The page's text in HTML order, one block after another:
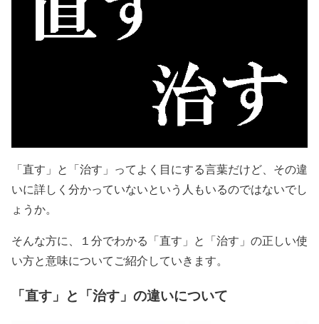
「直す」と「治す」ってよく目にする言葉だけど、その違
いに詳しく分かっていないという人もいるのではないでし
ょうか。
そんな方に、１分でわかる「直す」と「治す」の正しい使
い方と意味についてご紹介していきます。
「直す」と「治す」の違いについて